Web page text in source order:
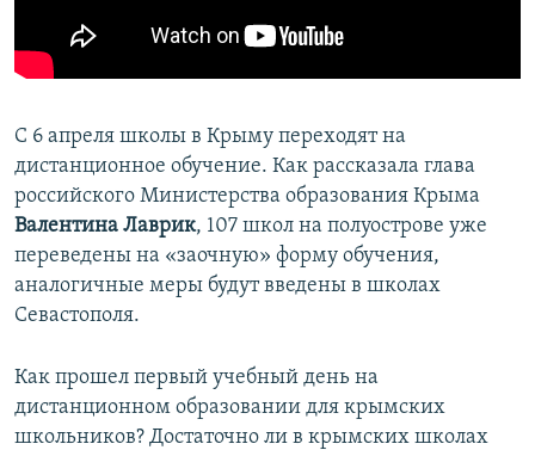
ПОБЕДИТЕЛЕЙ НЕ СУДЯТ?
КРЫМ.НЕПОКОРЕННЫЙ
УКРАИНСКАЯ ПРОБЛЕМА КРЫМА
ПРИСОЕДИНЯЙТЕСЬ!
Все сайты RFE/RL
С 6 апреля школы в Крыму переходят на
дистанционное обучение. Как рассказала глава
российского Министерства образования Крыма
Валентина Лаврик, 107 школ на полуострове уже
переведены на «заочную» форму обучения,
аналогичные меры будут введены в школах
Севастополя.
Как прошел первый учебный день на
дистанционном образовании для крымских
школьников? Достаточно ли в крымских школах